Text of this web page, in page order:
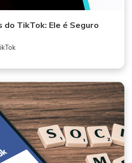
do TikTok: Ele é Seguro